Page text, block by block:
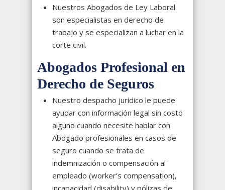
Nuestros Abogados de Ley Laboral
son especialistas en derecho de
trabajo y se especializan a luchar en la
corte civil.
Abogados Profesional en
Derecho de Seguros
Nuestro despacho jurídico le puede
ayudar con información legal sin costo
alguno cuando necesite hablar con
Abogado profesionales en casos de
seguro cuando se trata de
indemnización o compensación al
empleado (worker’s compensation),
incapacidad (disability) y pólizas de